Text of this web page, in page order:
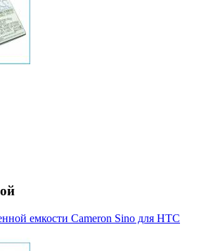
емкости Cameron Sino для HTC